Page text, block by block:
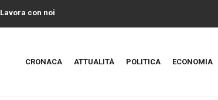
Lavora con noi
CRONACA ATTUALITÀ POLITICA ECONOMIA